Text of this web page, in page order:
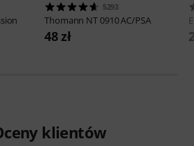
5293
Thomann NT 0910 AC/PSA
48 zł
klientów